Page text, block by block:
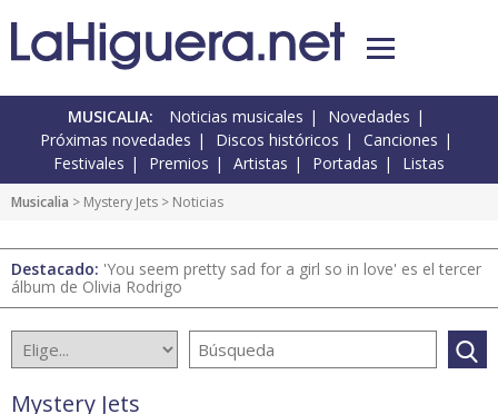
MUSICALIA: Noticias musicales
Novedades
Próximas novedades
Discos históricos
Canciones
Festivales
Premios Artistas Portadas Listas
Musicalia > Mystery Jets > Noticias
Destacado: 'You seem pretty sad for a girl so in love' es el tercer
álbum de Olivia Rodrigo
Mystery Jets